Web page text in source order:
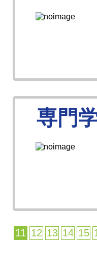
専門
11 12 13 14 15